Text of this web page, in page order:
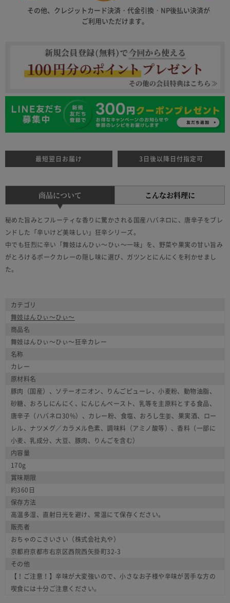
その他、クレジットカード決済・代金引換・NP後払い決済が
ご利用いただけます。
最短翌日お届け 3日後以降日付指定可
商品について こんなお料理に
秘めた旨みとフルーティな香りに驚かされる国産ハバネロに、唐辛子をブレ
ンドした「辛いけど美味しい」狂辛シリーズ。
中でも狂烈に辛い「舞妓はんひぃ～ひぃ～一味」を、野菜や果実の甘い旨み
がとろけるポークカレーの隠し味に選び、ガツンとにんにくを利かせまし
た。
カテゴリ
舞妓はんひぃ～ひぃ～
商品名
舞妓はんひぃ～ひぃ～狂辛カレー
名称
カレー
原材料名
豚肉（国産）、ソテーオニオン、りんごピューレ、小麦粉、動物油脂、
砂糖、おろしにんにく、にんじんペースト、乳等を主原料とする食品、
唐辛子（ハバネロ30%）、カレー粉、食塩、おろし生姜、果実酒、ロー
レル、ナツメグ／カラメル色素、調味料（アミノ酸等）、香料（一部に
小麦、乳成分、大豆、豚肉、りんごを含む）
内容量
170g
賞味期限
約360日
保存方法
高温多湿、直射日光を避け、常温にて保存ください。
販売者
おちゃのこさいさい（株式会社丸や）
京都府京都市右京区西院西矢掛町32-3
その他
【！ご注意！】辛味が大変強いので、小さなお子様や辛味が苦手な方の
喫食には十分ご注意ください。